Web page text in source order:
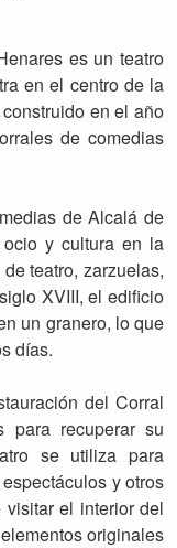
es un teatro
en el centro de la
en el año
de comedias
de Alcalá de
ocio y cultura en la
teatro, zarzuelas,
XVIII, el edificio
un granero, lo que
días.
del Corral
para recuperar su
se utiliza para
y otros
el interior del
originales